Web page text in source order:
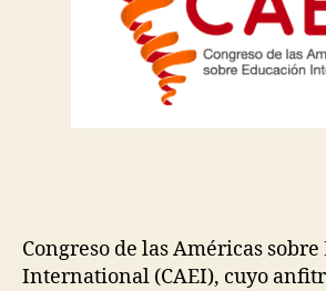
Congreso de las Américas
International (CAEI), cuyo